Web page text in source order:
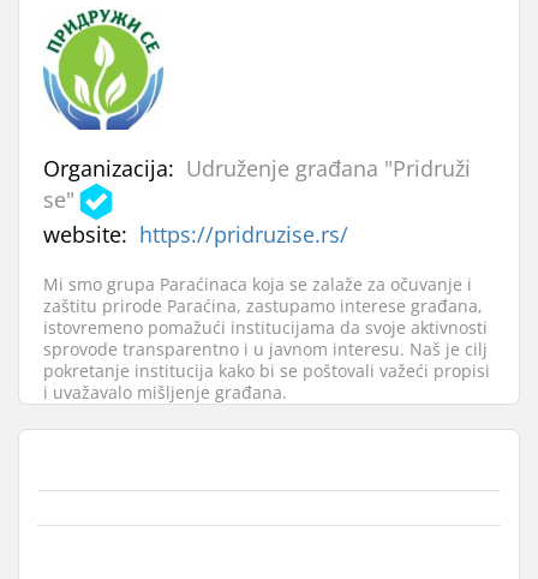
Organizacija: Udruženje građana "Pridruži
se"
website: https://pridruzise.rs/
Mi smo grupa Paraćinaca koja se zalaže za očuvanje i
zaštitu prirode Paraćina, zastupamo interese građana,
istovremeno pomažući institucijama da svoje aktivnosti
sprovode transparentno i u javnom interesu. Naš je cilj
pokretanje institucija kako bi se poštovali važeći propisi
i uvažavalo mišljenje građana.